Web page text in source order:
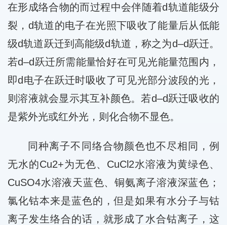
在形成络合物的而过程中会伴随着d轨道能级分
裂，d轨道的电子在光照下吸收了能量后从低能
级d轨道跃迁到高能级d轨道，称之为d–d跃迁。
若d–d跃迁所需能量恰好在可见光能量范围内，
即d电子在跃迁时吸收了可见光部分波段的光，
则溶液就会显示其互补颜色。若d–d跃迁吸收的
是紫外光或红外光，则化合物不显色。
同种离子不同络合物颜色也不尽相同，例
无水的Cu2+为无色、CuCl2水溶液为黄绿色、
CuSO4水溶液天蓝色、铜氨离子溶液深蓝色；
氯化钴本来是蓝色的，但是如果有水分子与钴
离子发生络合的话，就形成了水合钴离子，这